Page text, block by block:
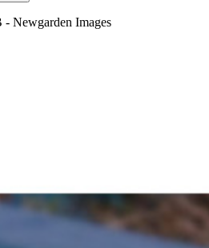
Newgarden Images